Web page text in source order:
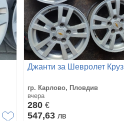
Джанти за Шевролет Круз
гр. Карлово, Пловдив
вчера
280 €
547,63 лв